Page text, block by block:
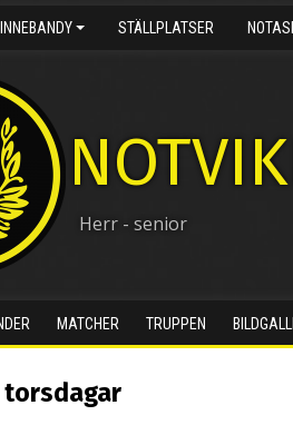
INNEBANDY STÄLLPLATSER
Herr - senior
MATCHER TRUPPEN
torsdagar